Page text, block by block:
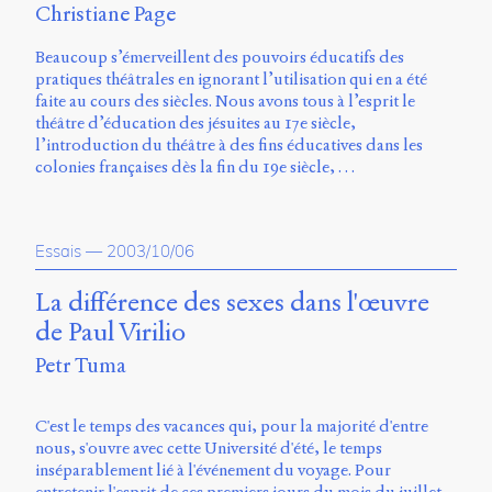
Christiane Page
Beaucoup s’émerveillent des pouvoirs éducatifs des
pratiques théâtrales en ignorant l’utilisation qui en a été
faite au cours des siècles. Nous avons tous à l’esprit le
théâtre d’éducation des jésuites au 17e siècle,
l’introduction du théâtre à des fins éducatives dans les
colonies françaises dès la fin du 19e siècle, …
Essais — 2003/10/06
La différence des sexes dans l'œuvre
de Paul Virilio
Petr Tuma
C'est le temps des vacances qui, pour la majorité d'entre
nous, s'ouvre avec cette Université d'été, le temps
inséparablement lié à l'événement du voyage. Pour